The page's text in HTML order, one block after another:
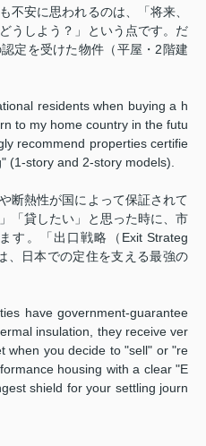
不安に思われるのは、「将来、
うしよう？」という点です。だ
定を受けた物件（平屋・2階建
residents when buying a h
to my home country in the futu
recommend properties certifie
(1-story and 2-story models).
断熱性が国によって保証されて
「貸したい」と思った時に、市
す。「出口戦略（Exit Strateg
、日本での定住を支える最強の
have government-guarantee
insulation, they receive ver
when you decide to "sell" or "re
housing with a clear "E
shield for your settling journ